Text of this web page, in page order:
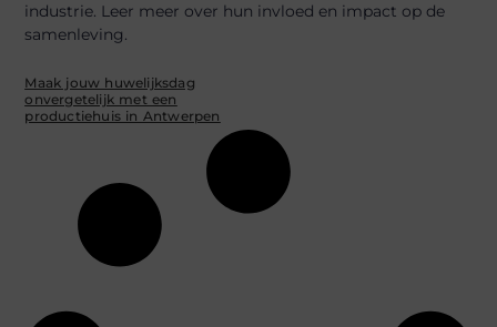
industrie. Leer meer over hun invloed en impact op de
samenleving.
Maak jouw huwelijksdag
onvergetelijk met een
productiehuis in Antwerpen